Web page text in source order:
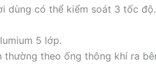
dùng có thể kiểm soát 3 tốc độ.
5 lớp.
thường theo ống thông khí ra